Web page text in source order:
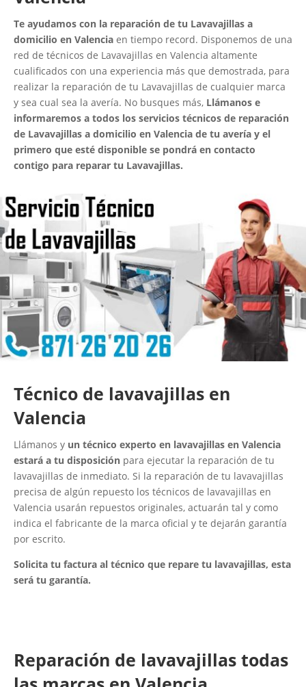
Te ayudamos con la reparación de tu Lavavajillas a
domicilio en Valencia en tiempo record. Disponemos de una
red de técnicos de Lavavajillas en Valencia altamente
cualificados con una experiencia más que demostrada, para
realizar la reparación de tu Lavavajillas de cualquier marca
y sea cual sea la avería. No busques más, Llámanos e
informaremos a todos los servicios técnicos de reparación
de Lavavajillas a domicilio en Valencia de tu avería y el
primero que esté disponible se pondrá en contacto
contigo para reparar tu Lavavajillas.
Técnico de lavavajillas en
Valencia
Llámanos y un técnico experto en lavavajillas en Valencia
estará a tu disposición para ejecutar la reparación de tu
lavavajillas de inmediato. Si la reparación de tu lavavajillas
precisa de algún repuesto los técnicos de lavavajillas en
Valencia usarán repuestos originales, actuarán tal y como
indica el fabricante de la marca oficial y te dejarán garantía
por escrito.
Solicita tu factura al técnico que repare tu lavavajillas, esta
será tu garantía.
Reparación de lavavajillas todas